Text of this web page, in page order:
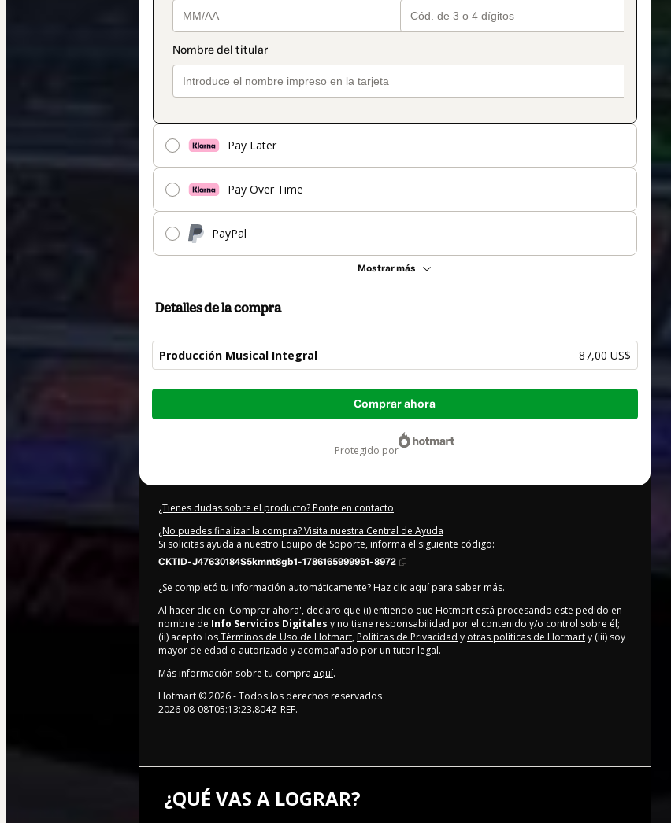
Pay Later
Pay Over Time
PayPal
Mostrar más
Detalles de la compra
Producción Musical Integral 87,00 US$
Total
87,00 US$
Comprar ahora
protegido por
¿Tienes dudas sobre el producto? Ponte en contacto
¿No puedes finalizar la compra? Visita nuestra Central de Ayuda
Si solicitas ayuda a nuestro Equipo de Soporte, informa el siguiente código:
CKTID-J47630184S5kmnt8gb1-1786165999951-8972
¿Se completó tu información automáticamente? Haz clic aquí para saber más.
Al hacer clic en 'Comprar ahora', declaro que (i) entiendo que Hotmart está procesando este pedido en
nombre de Info Servicios Digitales y no tiene responsabilidad por el contenido y/o control sobre él;
(ii) acepto losTérminos de Uso de Hotmart, Políticas de Privacidad y otras políticas de Hotmarty (iii) soy
mayor de edad o autorizado y acompañado por un tutor legal.
Más información sobre tu compra aquí.
Hotmart ©2026- Todos los derechos reservados
2026-08-08T05:13:23.804Z REF.
¿QUÉ VAS A LOGRAR?